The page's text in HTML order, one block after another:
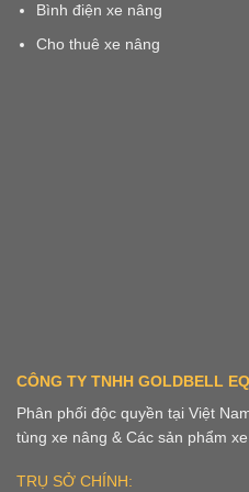
Bình điện xe nâng
Cho thuê xe nâng
CÔNG TY TNHH GOLDBELL
Phân phối độc quyền tại Việt
tùng xe nâng & Các sản phẩm
TRỤ SỞ CHÍNH: